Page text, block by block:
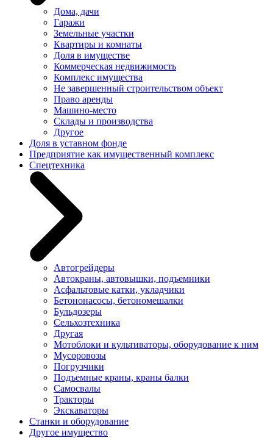
Дома, дачи
Гаражи
Земельные участки
Квартиры и комнаты
Доля в имуществе
Коммерческая недвижимость
Комплекс имущества
Не завершенный строительством объект
Право аренды
Машино-место
Склады и производства
Другое
Доля в уставном фонде
Предприятие как имущественный комплекс
Спецтехника
Автогрейдеры
Автокраны, автовышки, подъемники
Асфальтовые катки, укладчики
Бетононасосы, бетономешалки
Бульдозеры
Сельхозтехника
Другая
Мотоблоки и культиваторы, оборудование к ним
Мусоровозы
Погрузчики
Подъемные краны, краны балки
Самосвалы
Тракторы
Экскаваторы
Станки и оборудование
Другое имущество